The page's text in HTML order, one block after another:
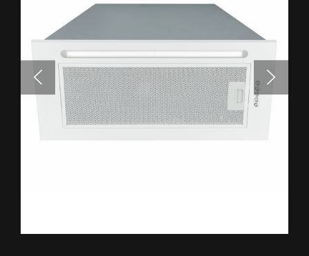
Серія Super Silent
Nortberg Тихий Дім
Витяжки з турбіною на даху будинку
Nortberg Тиха Кухня
Витяжки з турбіною за межами кухнної кімнати
FAQ - часті питання
Технічна підтримка